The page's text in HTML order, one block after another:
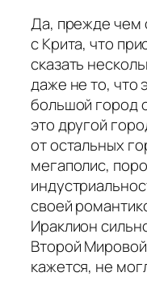
Да, прежде чем
с Крита, что
сказать
даже не то, что
большой город
это другой
от остальных
мегаполис,
своей
Ираклион
Второй
кажется, не